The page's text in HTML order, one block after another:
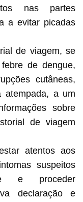
nas partes
a evitar picadas
de viagem, se
de dengue,
cutâneas,
atempada, a um
sobre
de viagem
atentos aos
suspeitos
e proceder
declaração e